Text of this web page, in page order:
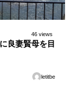
46 views
良妻賢母を目
letitbe